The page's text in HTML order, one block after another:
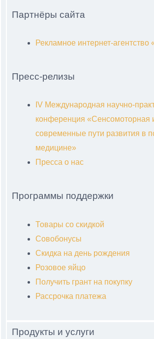
Партнёры сайта
Рекламное интернет-агентство
Пресс-релизы
IV Международная научно-
конференция «Сенсомоторная
современные пути развития в
медицине»
Пресса о нас
Программы поддержки
Товары со скидкой
Совобонусы
Скидка на день рождения
Розовое яйцо
Получить грант на покупку
Рассрочка платежа
Продукты и услуги